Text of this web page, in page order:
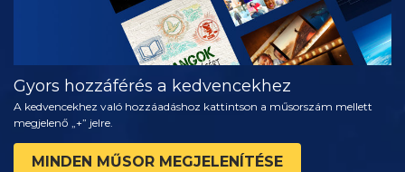
Gyors hozzáférés a kedvencekhez
A kedvencekhez való hozzáadáshoz kattintson a műsorszám mellett
megjelenő „+” jelre.
MINDEN MŰSOR MEGJELENÍTÉSE